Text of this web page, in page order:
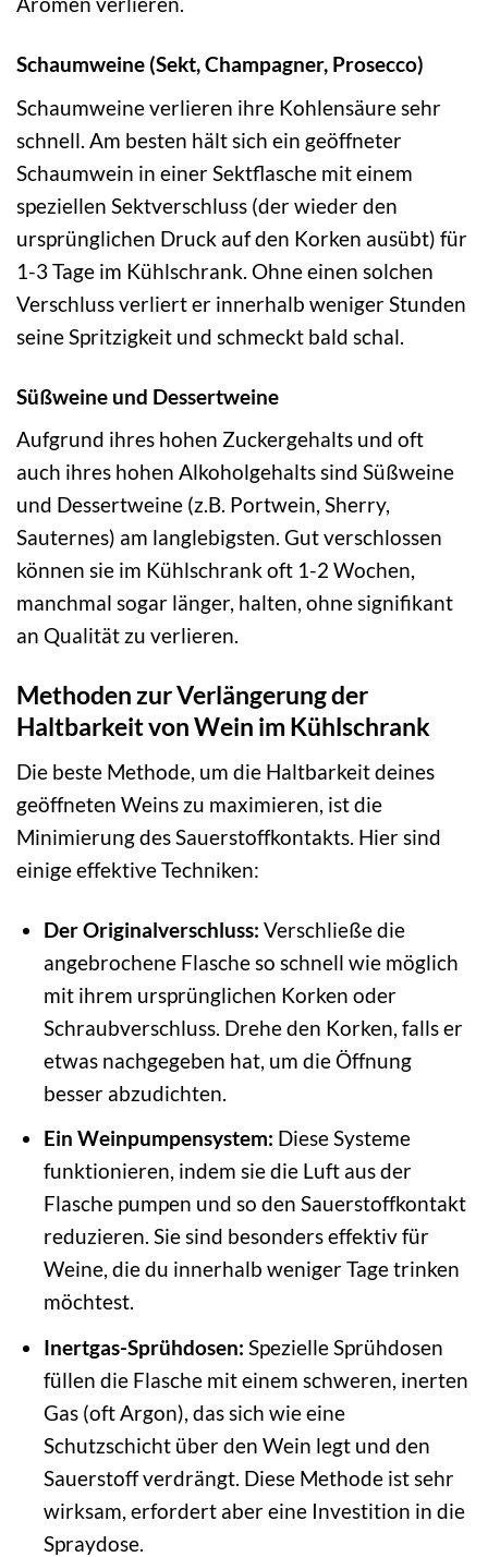
Schaumweine (Sekt, Champagner, Prosecco)
Schaumweine verlieren ihre Kohlensäure sehr
schnell. Am besten hält sich ein geöffneter
Schaumwein in einer Sektflasche mit einem
speziellen Sektverschluss (der wieder den
ursprünglichen Druck auf den Korken ausübt) für
1-3 Tage im Kühlschrank. Ohne einen solchen
Verschluss verliert er innerhalb weniger Stunden
seine Spritzigkeit und schmeckt bald schal.
Süßweine und Dessertweine
Aufgrund ihres hohen Zuckergehalts und oft
auch ihres hohen Alkoholgehalts sind Süßweine
und Dessertweine (z.B. Portwein, Sherry,
Sauternes) am langlebigsten. Gut verschlossen
können sie im Kühlschrank oft 1-2 Wochen,
manchmal sogar länger, halten, ohne signifikant
an Qualität zu verlieren.
Methoden zur Verlängerung der
Haltbarkeit von Wein im Kühlschrank
Die beste Methode, um die Haltbarkeit deines
geöffneten Weins zu maximieren, ist die
Minimierung des Sauerstoffkontakts. Hier sind
einige effektive Techniken:
Der Originalverschluss: Verschließe die
angebrochene Flasche so schnell wie möglich
mit ihrem ursprünglichen Korken oder
Schraubverschluss. Drehe den Korken, falls er
etwas nachgegeben hat, um die Öffnung
besser abzudichten.
Ein Weinpumpensystem: Diese Systeme
funktionieren, indem sie die Luft aus der
Flasche pumpen und so den Sauerstoffkontakt
reduzieren. Sie sind besonders effektiv für
Weine, die du innerhalb weniger Tage trinken
möchtest.
Inertgas-Sprühdosen: Spezielle Sprühdosen
füllen die Flasche mit einem schweren, inerten
Gas (oft Argon), das sich wie eine
Schutzschicht über den Wein legt und den
Sauerstoff verdrängt. Diese Methode ist sehr
wirksam, erfordert aber eine Investition in die
Spraydose.